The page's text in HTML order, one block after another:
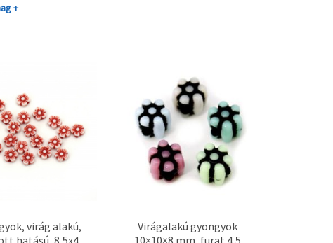
+
virág alakú,
hatású, 8,5x4
Virágalakú gyöngyök
10×10×8 mm, furat 4,5